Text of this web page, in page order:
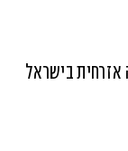
בישראל